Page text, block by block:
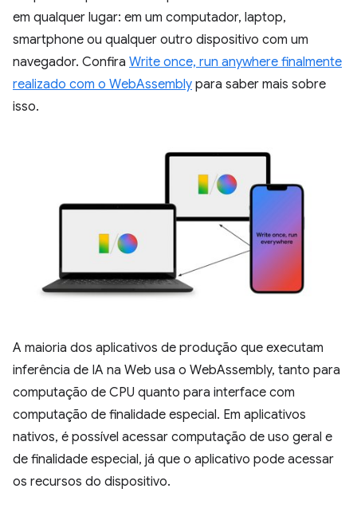
em qualquer lugar: em um computador, laptop,
smartphone ou qualquer outro dispositivo com um
navegador. Confira Write once, run anywhere finalmente
realizado com o WebAssembly para saber mais sobre
isso.
A maioria dos aplicativos de produção que executam
inferência de IA na Web usa o WebAssembly, tanto para
computação de CPU quanto para interface com
computação de finalidade especial. Em aplicativos
nativos, é possível acessar computação de uso geral e
de finalidade especial, já que o aplicativo pode acessar
os recursos do dispositivo.